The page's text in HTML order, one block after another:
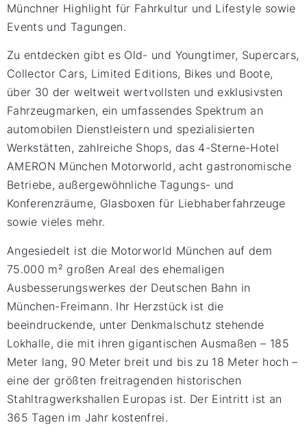
Münchner Highlight für Fahrkultur und Lifestyle sowie
Events und Tagungen.
Zu entdecken gibt es Old- und Youngtimer, Supercars,
Collector Cars, Limited Editions, Bikes und Boote,
über 30 der weltweit wertvollsten und exklusivsten
Fahrzeugmarken, ein umfassendes Spektrum an
automobilen Dienstleistern und spezialisierten
Werkstätten, zahlreiche Shops, das 4-Sterne-Hotel
AMERON München Motorworld, acht gastronomische
Betriebe, außergewöhnliche Tagungs- und
Konferenzräume, Glasboxen für Liebhaberfahrzeuge
sowie vieles mehr.
Angesiedelt ist die Motorworld München auf dem
75.000 m² großen Areal des ehemaligen
Ausbesserungswerkes der Deutschen Bahn in
München-Freimann. Ihr Herzstück ist die
beeindruckende, unter Denkmalschutz stehende
Lokhalle, die mit ihren gigantischen Ausmaßen – 185
Meter lang, 90 Meter breit und bis zu 18 Meter hoch –
eine der größten freitragenden historischen
Stahltragwerkshallen Europas ist. Der Eintritt ist an
365 Tagen im Jahr kostenfrei.